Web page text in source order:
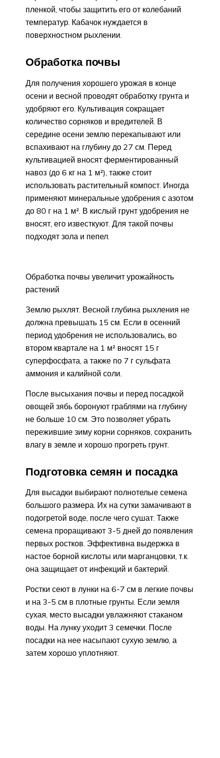
пленкой, чтобы защитить его от колебаний
температур. Кабачок нуждается в
поверхностном рыхлении.
Обработка почвы
Для получения хорошего урожая в конце
осени и весной проводят обработку грунта и
удобряют его. Культивация сокращает
количество сорняков и вредителей. В
середине осени землю перекапывают или
вспахивают на глубину до 27 см. Перед
культивацией вносят ферментированный
навоз (до 6 кг на 1 м²), также стоит
использовать растительный компост. Иногда
применяют минеральные удобрения с азотом
до 80 г на 1 м². В кислый грунт удобрения не
вносят, его известкуют. Для такой почвы
подходят зола и пепел.
Обработка почвы увеличит урожайность
растений
Землю рыхлят. Весной глубина рыхления не
должна превышать 15 см. Если в осенний
период удобрения не использовались, во
втором квартале на 1 м² вносят 15 г
суперфосфата, а также по 7 г сульфата
аммония и калийной соли.
После высыхания почвы и перед посадкой
овощей зябь боронуют граблями на глубину
не больше 10 см. Это позволяет убрать
пережившие зиму корни сорняков, сохранить
влагу в земле и хорошо прогреть грунт.
Подготовка семян и посадка
Для высадки выбирают полнотелые семена
большого размера. Их на сутки замачивают в
подогретой воде, после чего сушат. Также
семена проращивают 3-5 дней до появления
первых ростков. Эффективна выдержка в
настое борной кислоты или марганцовки, т.к.
она защищает от инфекций и бактерий.
Ростки сеют в лунки на 6-7 см в легкие почвы
и на 3-5 см в плотные грунты. Если земля
сухая, место высадки увлажняют стаканом
воды. На лунку уходит 3 семечки. После
посадки на нее насыпают сухую землю, а
затем хорошо уплотняют.